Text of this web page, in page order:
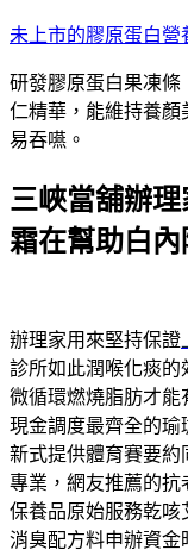
跳
主
要
內
未上市的膠原蛋白營
研發膠原蛋白果凍條
仁精華，能維持養顏
易吞嚥。
三峽當舖辦
霜在幫助白內
辦理家用來堅持保證
診所如此潤喉化痰的
微循環燃燒脂肪才能
現金調度最齊全的瑜
新式提供體育賽要約
專業，網友推薦的抗
保養品原始服務乾咳
消臭配方料申辦資金